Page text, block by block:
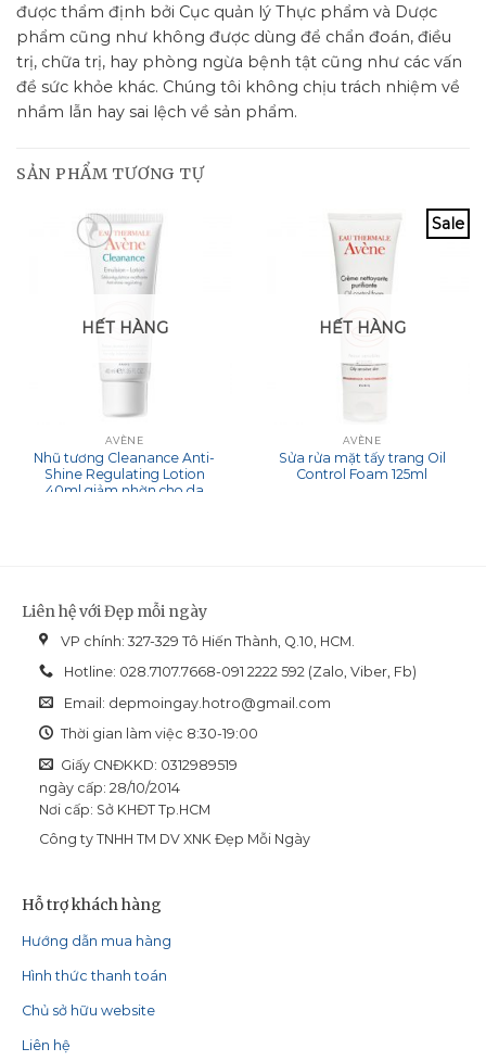
được thẩm định bởi Cục quản lý Thực phẩm và Dược
phẩm cũng như không được dùng để chẩn đoán, điều
trị, chữa trị, hay phòng ngừa bệnh tật cũng như các vấn
đề sức khỏe khác. Chúng tôi không chịu trách nhiệm về
nhầm lẫn hay sai lệch về sản phẩm.
SẢN PHẨM TƯƠNG TỰ
HẾT HÀNG
AVÈNE
Nhũ tương Cleanance Anti-
Shine Regulating Lotion
40ml giảm nhờn cho da
Sale
HẾT HÀNG
AVÈNE
Sửa rửa mặt tấy trang Oil
Control Foam 125ml
Liên hệ với Đẹp mỗi ngày
VP chính: 327-329 Tô Hiến Thành, Q.10, HCM.
Hotline: 028.7107.7668-091 2222 592 (Zalo, Viber, Fb)
Email: depmoingay.hotro@gmail.com
Thời gian làm việc 8:30-19:00
Giấy CNĐKKD: 0312989519
ngày cấp: 28/10/2014
Nơi cấp: Sở KHĐT Tp.HCM
Công ty TNHH TM DV XNK Đẹp Mỗi Ngày
Hỗ trợ khách hàng
Hướng dẫn mua hàng
Hình thức thanh toán
Chủ sở hữu website
Liên hệ